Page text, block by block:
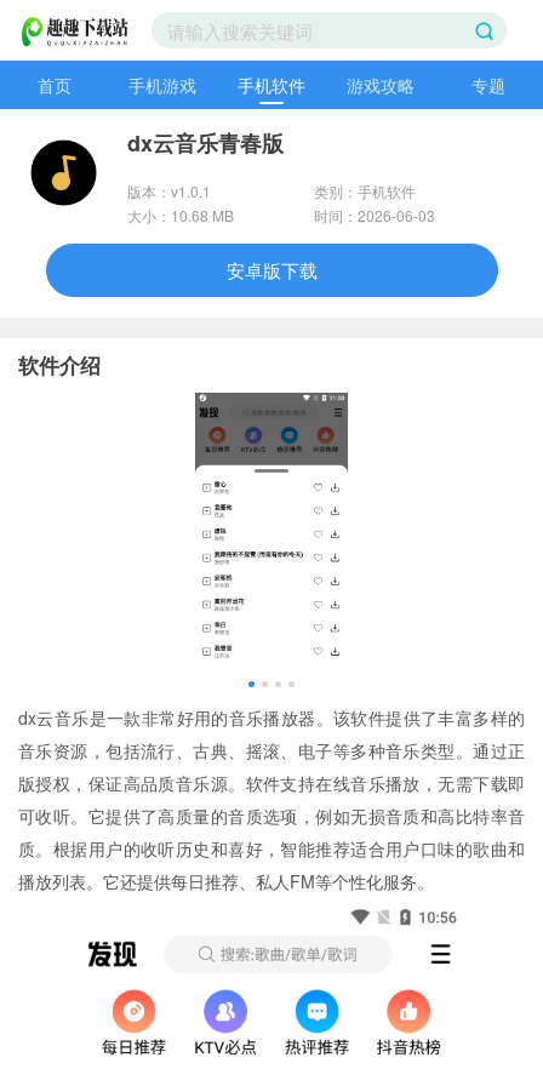
首页 手机游戏 手机软件 游戏攻略 专题
dx云音乐青春版
版本：v1.0.1
类别：手机软件
大小：10.68 MB
时间：2026-06-03
安卓版下载
软件介绍
dx云音乐是一款非常好用的音乐播放器。该软件提供了丰富多样的
音乐资源，包括流行、古典、摇滚、电子等多种音乐类型。通过正
版授权，保证高品质音乐源。软件支持在线音乐播放，无需下载即
可收听。它提供了高质量的音质选项，例如无损音质和高比特率音
质。根据用户的收听历史和喜好，智能推荐适合用户口味的歌曲和
播放列表。它还提供每日推荐、私人FM等个性化服务。